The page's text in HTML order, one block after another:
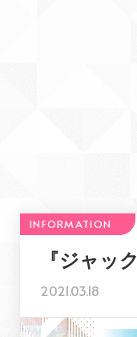
『ジャッ
2021.03.18